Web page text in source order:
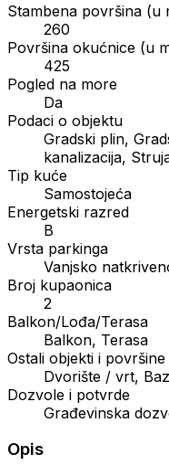
Stambena površina (u
260
Površina okućnice (u
425
Pogled na more
Da
Podaci o objektu
Gradski plin,
kanalizacija,
Tip kuće
Samostojeća
Energetski razred
B
Vrsta parkinga
Vanjsko
Broj kupaonica
2
Balkon/Lođa/Terasa
Balkon, Terasa
Ostali objekti i površine
Dvorište / vrt,
Dozvole i potvrde
Građevinska
Opis